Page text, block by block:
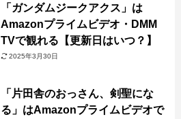
「ガンダムジークアクス」は
Amazonプライムビデオ・DMM
TVで観れる【更新日はいつ？】
2025年3月30日
「片田舎のおっさん、剣聖にな
る」はAmazonプライムビデオで